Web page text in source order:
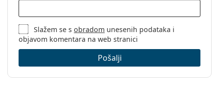
Slažem se sobradom unesenih podataka i
objavom komentara na web stranici
Pošalji